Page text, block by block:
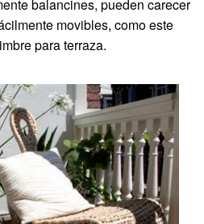
balancines, pueden carecer
movibles, como este
para terraza.